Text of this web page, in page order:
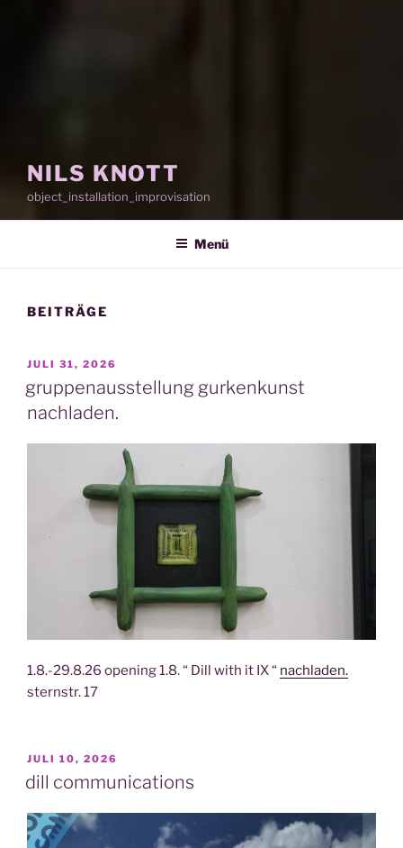
NILS KNOTT
object_installation_improvisation
Menü
BEITRÄGE
VERÖFFENTLICHT
JULI 31, 2026
gruppenausstellung gurkenkunst
nachladen.
1.8.-29.8.26 opening 1.8. “ Dill with it IX “ nachladen.
sternstr. 17
VERÖFFENTLICHT
AM
JULI 10, 2026
dill communications